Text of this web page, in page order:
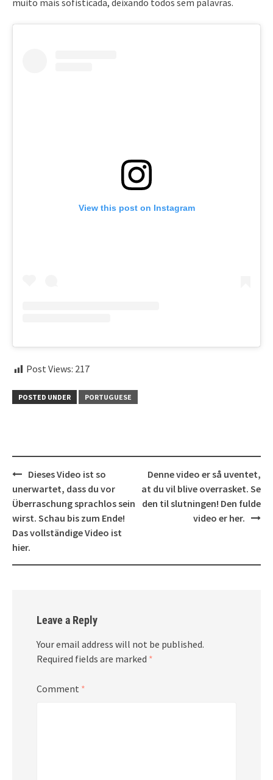
muito mais sofisticada, deixando todos sem palavras.
View this post on Instagram
Post Views: 217
POSTED UNDER PORTUGUESE
Post
navigation
Dieses Video ist so
unerwartet, dass du vor
Überraschung sprachlos sein
wirst. Schau bis zum Ende!
Das vollständige Video ist
hier.
Denne video er så uventet,
at du vil blive overrasket. Se
den til slutningen! Den fulde
video er her.
Leave a Reply
Your email address will not be published.
Required fields are marked *
Comment *